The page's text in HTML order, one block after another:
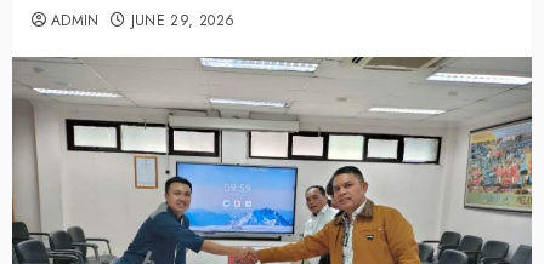
ADMIN JUNE 29, 2026